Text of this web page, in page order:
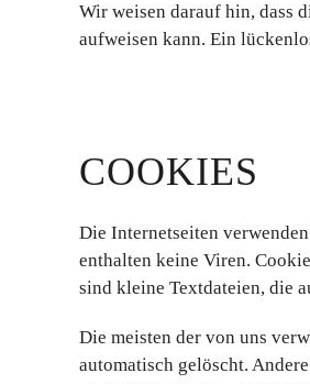
Wir weisen darauf hin, dass
aufweisen kann. Ein
COOKIES
Die Internetseiten
enthalten keine Viren.
sind kleine Textdateien, die
Die meisten der von uns
automatisch gelöscht.